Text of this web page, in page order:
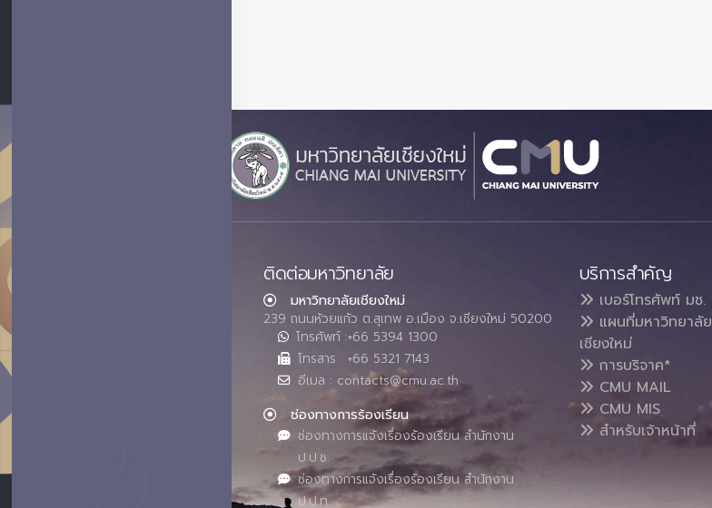
ติดต่อมหาวิทยาลัย
มหาวิทยาลัยเชียงใหม่
239 ถนนห้วยแก้ว ต.สุเทพ อ.เมือง จ.เชียงใหม่ 50200
โทรศัพท์ :+66 5394 1300
โทรสาร : +66 5321 7143
อีเมล : contacts@cmu.ac.th
ช่องทางการร้องเรียน
ช่องทางการแจ้งเรื่องร้องเรียน สำนักงาน
ป.ป.ช.
ช่องทางการแจ้งเรื่องร้องเรียน สำนักงาน
ป.ป.ท.
บริการสำคัญ
เบอร์โทรศัพท์ มช.
แผนที่มหาวิทยาลัย
เชียงใหม่
การบริจาค*
CMU MAIL
CMU MIS
สำหรับเจ้าหน้าที่